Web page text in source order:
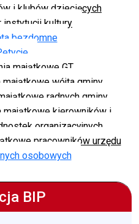
i klubów dziecięcych
instytucji kultury
bezdomne
majątkowe GT
wójta gminy
radnych gminy
majątkowe kierowników i
organizacyjnych
pracowników urzędu
osobowych
BIP